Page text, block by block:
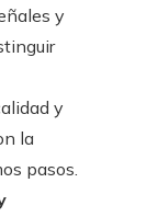
y
y
la
pasos.